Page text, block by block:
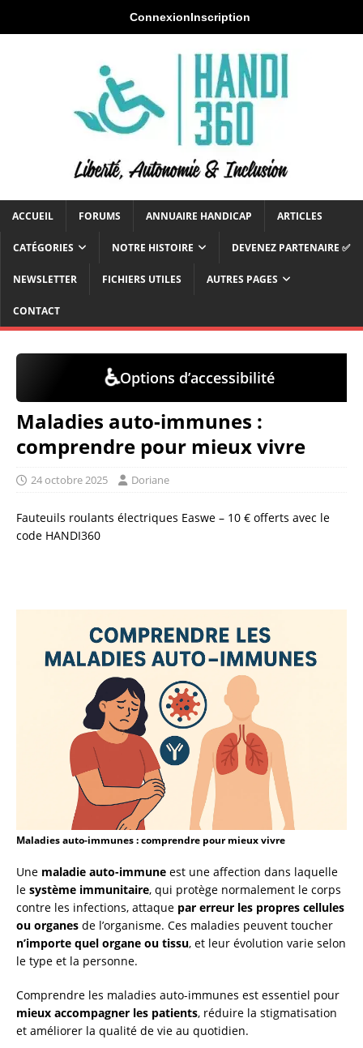
ConnexionInscription
ACCUEIL FORUMS ANNUAIRE HANDICAP ARTICLES
CATÉGORIES NOTRE HISTOIRE DEVENEZ PARTENAIRE ✅
NEWSLETTER FICHIERS UTILES AUTRES PAGES
CONTACT
♿Options d’accessibilité
Maladies auto-immunes :
comprendre pour mieux vivre
24 octobre 2025 Doriane
Fauteuils roulants électriques Easwe – 10 € offerts avec le
code HANDI360
Maladies auto-immunes : comprendre pour mieux vivre
Une maladie auto-immune est une affection dans laquelle
le système immunitaire, qui protège normalement le corps
contre les infections, attaque par erreur les propres cellules
ou organes de l’organisme. Ces maladies peuvent toucher
n’importe quel organe ou tissu, et leur évolution varie selon
le type et la personne.
Comprendre les maladies auto-immunes est essentiel pour
mieux accompagner les patients, réduire la stigmatisation
et améliorer la qualité de vie au quotidien.